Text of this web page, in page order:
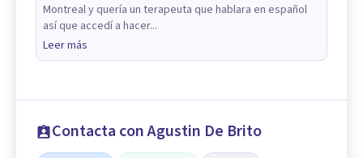
Montreal y quería un terapeuta que hablara en español
así que accedí a hacer...
Leer más
Contacta con Agustin De Brito